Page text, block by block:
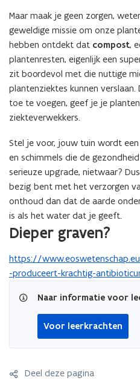
Maar maak je geen zorgen,
geweldige missie om onze
hebben ontdekt dat compost,
plantenresten, eigenlijk een
zit boordevol met die nuttige
plantenziektes kunnen
toe te voegen, geef je je
ziekteverwekkers.
Stel je voor, jouw tuin wordt
en schimmels die de
serieuze upgrade, nietwaar?
bezig bent met het verzorgen
onthoud dan dat de aarde
is als het water dat je geeft.
Dieper graven?
https://
-produceert-krachtig-
(
o
n
Naar informatie voor
Voor leerkrachten
Deel deze pagina